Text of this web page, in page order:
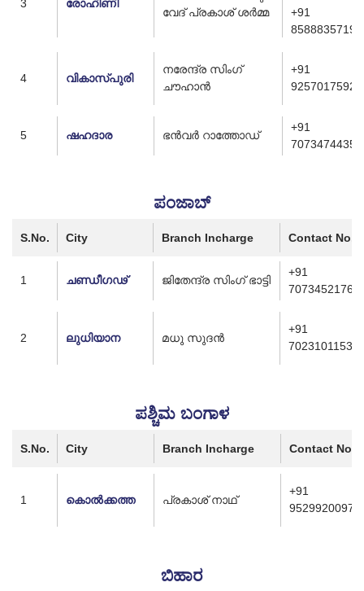
3 രോഹിണി
വേദ് പ്രകാശ് ശർമ്മ
+91
8588835719
4 വികാസ്പുരി
നരേന്ദ്ര സിംഗ്
ചൗഹാൻ
+91
9257017592
5 ഷഹദാര ഭൻവർ റാത്തോഡ്
+91
7073474435
ಪಂಜಾಬ್
S.No. City Branch Incharge Contact No.
1 ചണ്ഡീഗഢ് ജിതേന്ദ്ര സിംഗ് ഭാട്ടി
+91
7073452176
2 ലുധിയാന മധു സുദൻ
+91
7023101153
ಪಶ್ಚಿಮ ಬಂಗಾಳ
S.No. City Branch Incharge Contact No.
1 കൊൽക്കത്ത പ്രകാശ് നാഥ്
+91
9529920097
ಬಿಹಾರ